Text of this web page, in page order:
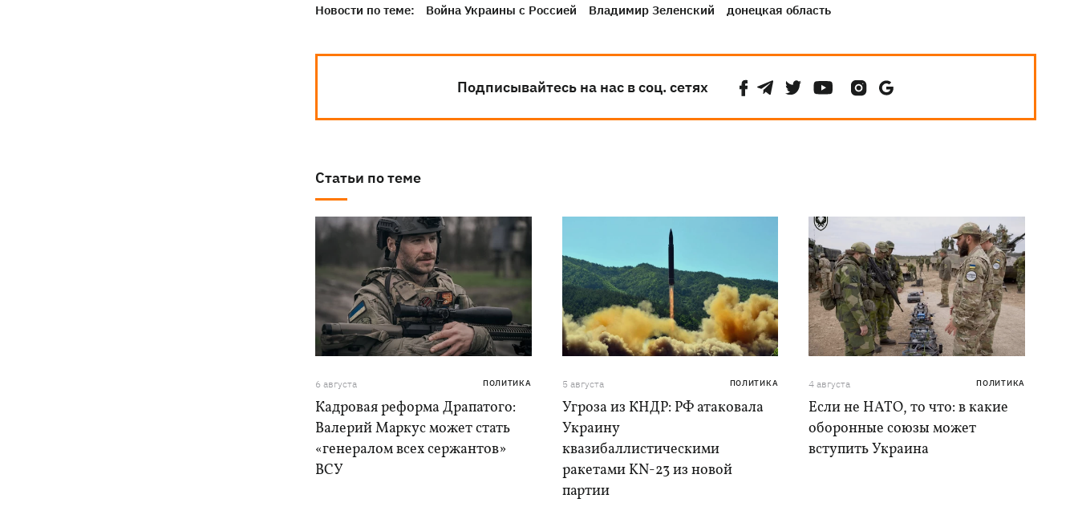
Новости по теме: Война Украины с Россией Владимир Зеленский донецкая область
Подписывайтесь на нас в соц. сетях
Статьи по теме
6 августа ПОЛИТИКА
Кадровая реформа Драпатого:
Валерий Маркус может стать
«генералом всех сержантов»
ВСУ
5 августа ПОЛИТИКА
Угроза из КНДР: РФ атаковала
Украину
квазибаллистическими
ракетами KN-23 из новой
партии
4 августа ПОЛИТИКА
Если не НАТО, то что: в какие
оборонные союзы может
вступить Украина